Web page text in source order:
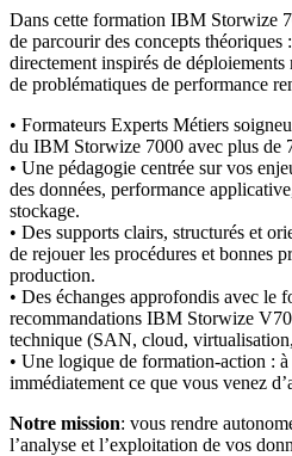
Dans cette formation IBM Storwize
de parcourir des concepts théoriques
directement inspirés de
de problématiques de performance
• Formateurs Experts Métiers
du IBM Storwize 7000 avec plus de
• Une pédagogie centrée sur vos
des données, performance
stockage.
• Des supports clairs, structurés et
de rejouer les procédures et bonnes
production.
• Des échanges approfondis avec le
recommandations IBM Storwize
technique (SAN, cloud,
• Une logique de formation-action :
immédiatement ce que vous venez
Notre mission: vous rendre
l’analyse et l’exploitation de vos